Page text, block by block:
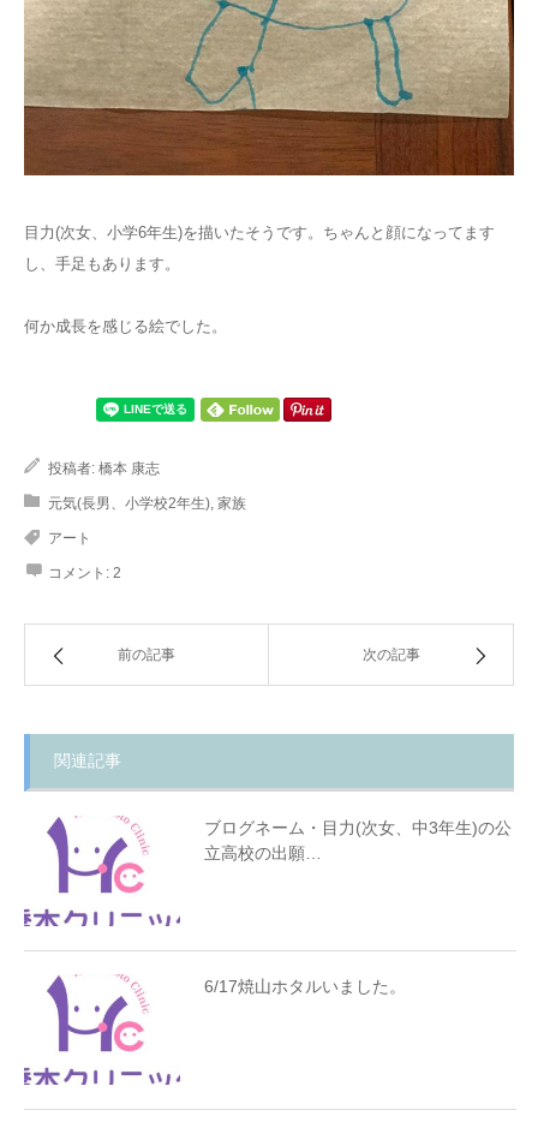
目力(次女、小学6年生)を描いたそうです。ちゃんと顔になってます
し、手足もあります。
何か成長を感じる絵でした。
投稿者: 橋本 康志
元気(長男、小学校2年生), 家族
アート
コメント: 2
前の記事 次の記事
関連記事
ブログネーム・目力(次女、中3年生)の公
立高校の出願…
6/17焼山ホタルいました。